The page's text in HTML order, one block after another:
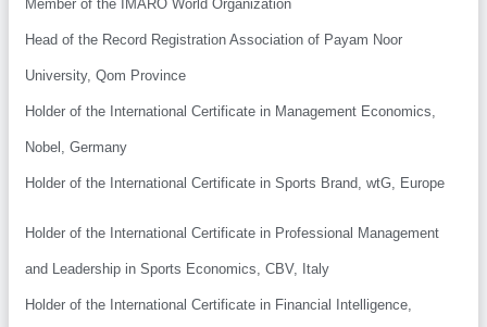
Member of the IMARO World Organization
Head of the Record Registration Association of Payam Noor
University, Qom Province
Holder of the International Certificate in Management Economics,
Nobel, Germany
Holder of the International Certificate in Sports Brand, wtG, Europe
Holder of the International Certificate in Professional Management
and Leadership in Sports Economics, CBV, Italy
Holder of the International Certificate in Financial Intelligence,